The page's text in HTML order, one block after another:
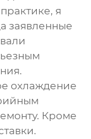
я
заявленные
охлаждение
Кроме